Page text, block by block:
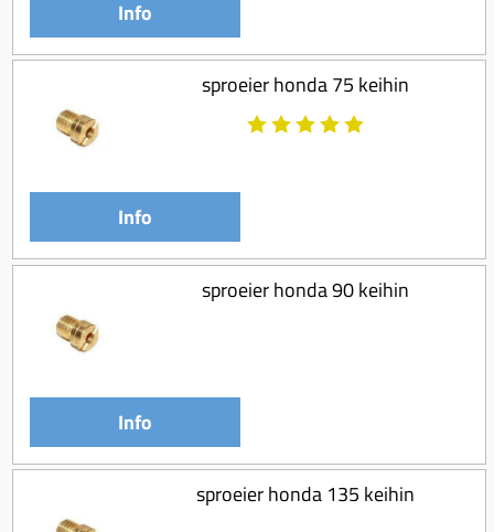
Koppeling compleet
Koppeling trekveer
Koeling (delen)
Info
sproeier honda 75 keihin
Info
sproeier honda 90 keihin
Info
sproeier honda 135 keihin